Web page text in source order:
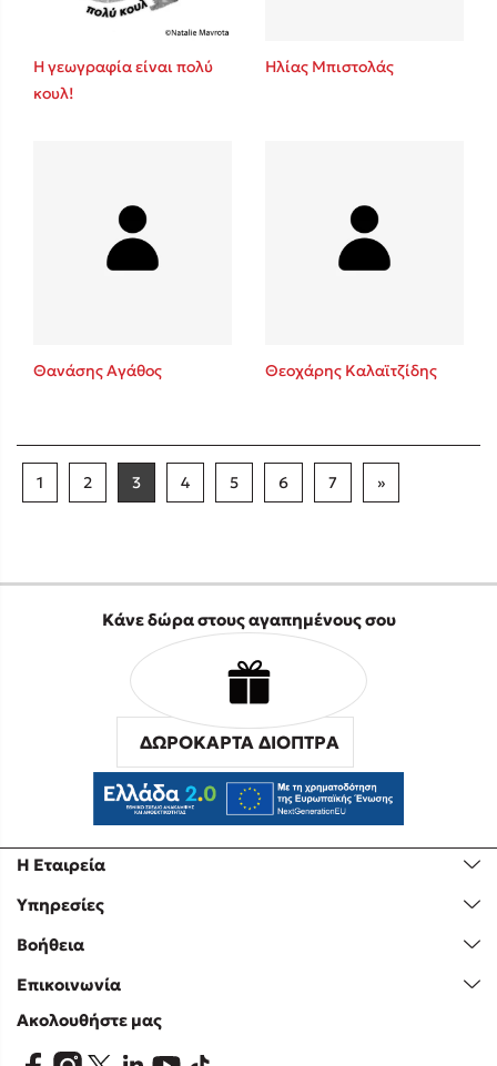
Η γεωγραφία είναι πολύ
κουλ!
Ηλίας Μπιστολάς
Θανάσης Αγάθος Θεοχάρης Καλαϊτζίδης
1 2 3 4 5 6 7 »
Η Εταιρεία
Υπηρεσίες
Βοήθεια
Επικοινωνία
Κάνε δώρα στους αγαπημένους σου
ΔΩΡΟΚΑΡΤΑ ΔΙΟΠΤΡΑ
Ακολουθήστε μας